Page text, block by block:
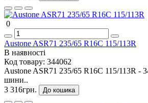
0
Austone ASR71 235/65 R16C 115/113R
В наявності
Код товару: 344062
Austone ASR71 235/65 R16C 115/113R -
шини..
3 316грн.
До кошика